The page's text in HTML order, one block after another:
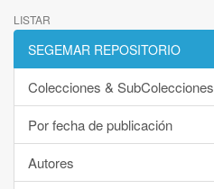
LISTAR
SEGEMAR REPOSITORIO
Colecciones & SubColecciones
Por fecha de publicación
Autores